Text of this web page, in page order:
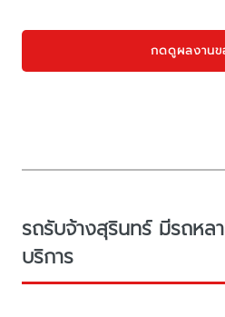
กดดูผลงานข
รถรับจ้างสุรินทร์ มีรถหลา
บริการ